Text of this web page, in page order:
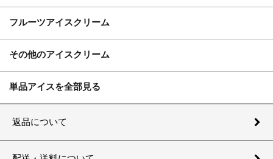
フルーツアイスクリーム
その他のアイスクリーム
単品アイスを全部見る
返品について